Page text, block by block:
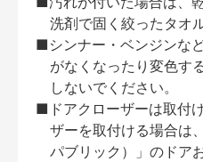
洗剤で固く絞ったタオ
■シンナー・ベンジンな
がなくなったり変色す
しないでください。
■ドアクローザーは取付
ザーを取付ける場合は
パブリック）」のドア